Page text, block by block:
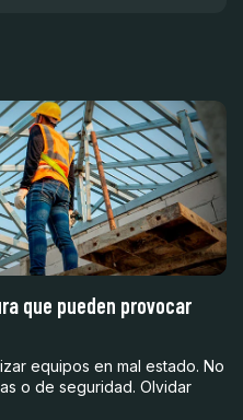
que pueden provocar
equipos en mal estado. No
o de seguridad. Olvidar